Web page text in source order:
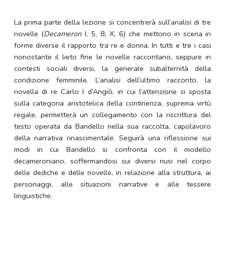
La prima parte della lezione si concentrerà sull’analisi di tre
novelle (Decameron I, 5, 8; X, 6) che mettono in scena in
forme diverse il rapporto tra re e donna. In tutti e tre i casi
nonostante il lieto fine le novelle raccontano, seppure in
contesti sociali diversi, la generale subalternità della
condizione femminile. L’analisi dell’ultimo racconto, la
novella di re Carlo I d’Angiò, in cui l’attenzione si sposta
sulla categoria aristotelica della continenza, suprema virtù
regale, permetterà un collegamento con la riscrittura del
testo operata da Bandello nella sua raccolta, capolavoro
della narrativa rinascimentale. Seguirà una riflessione sui
modi in cui Bandello si confronta con il modello
decameroniano, soffermandosi sui diversi riusi nel corpo
delle dediche e delle novelle, in relazione alla struttura, ai
personaggi, alle situazioni narrative e alle tessere
linguistiche.